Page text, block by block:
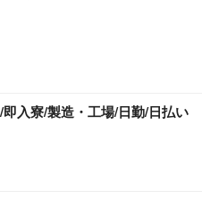
入寮/製造・工場/日勤/日払い